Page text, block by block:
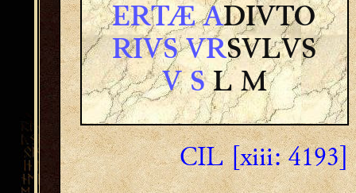
ERTÆ ADIVTO
RIVS VRSVLVS
V SL M
CIL [xiii: 4193]